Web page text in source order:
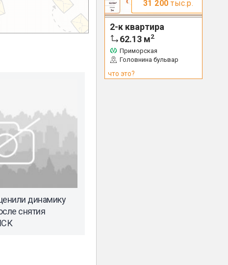
динамику
снятия
31 200 тыс.р.
2-к квартира
62.13 м2
Приморская
Головнина бульвар
что это?